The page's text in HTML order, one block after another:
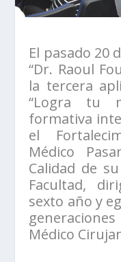
El pasado 20
“Dr. Raoul
la tercera
“Logra tu
formativa
el
Médico
Calidad de
Facultad,
sexto año y
Médico